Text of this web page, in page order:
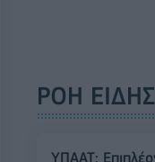
ΡΟΗ
ΥΠΑΑΤ: